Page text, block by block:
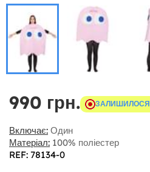
990 грн.
Включає: Один
Матеріал: 100% поліестер
REF: 78134-0